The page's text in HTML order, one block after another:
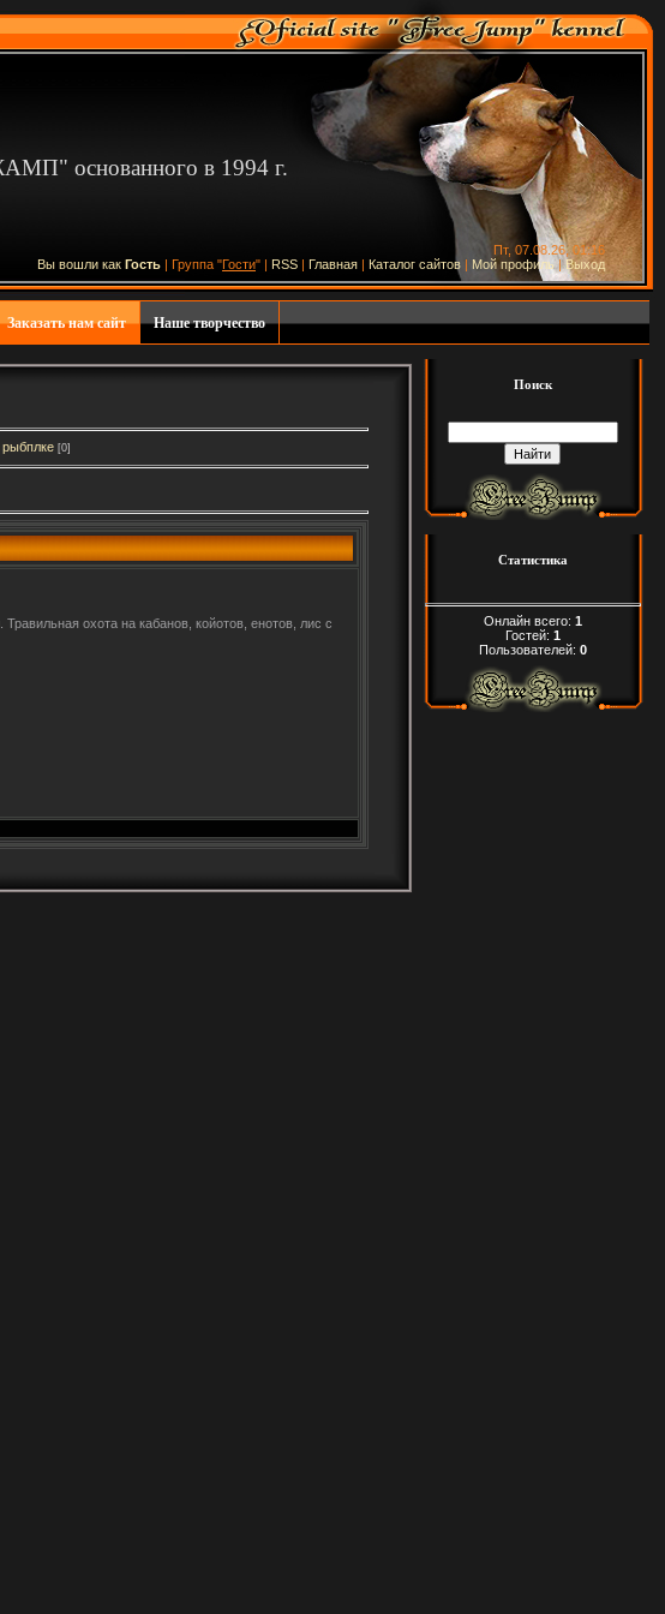
основанного в 1994 г.
Пт, 07.08.26, 01:16
Вы вошли как Гость | Группа "Гости" | RSS | Главная | Каталог сайтов | Мой профиль| Выход
Заказать нам сайт Наше творчество
[0]
охота на кабанов, койотов, енотов, лис с
Поиск
Статистика
Онлайн всего: 1
Гостей: 1
Пользователей: 0